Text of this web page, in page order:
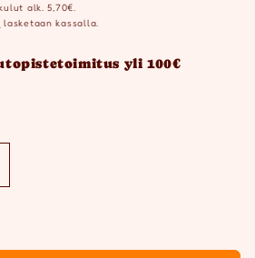
alk. 5,70€.
lasketaan kassalla.
yli 100€